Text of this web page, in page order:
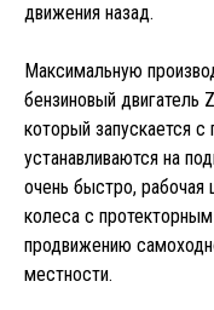
движения назад.
Максимальную
бензиновый двигатель
который запускается
устанавливаются на
очень быстро,
колеса с
продвижению
местности.